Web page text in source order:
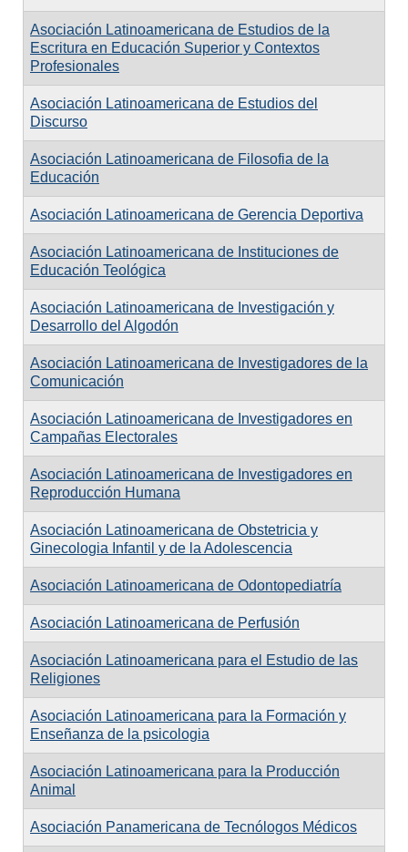
Asociación Latinoamericana de Estudios de la
Escritura en Educación Superior y Contextos
Profesionales
Asociación Latinoamericana de Estudios del
Discurso
Asociación Latinoamericana de Filosofia de la
Educación
Asociación Latinoamericana de Gerencia Deportiva
Asociación Latinoamericana de Instituciones de
Educación Teológica
Asociación Latinoamericana de Investigación y
Desarrollo del Algodón
Asociación Latinoamericana de Investigadores de la
Comunicación
Asociación Latinoamericana de Investigadores en
Campañas Electorales
Asociación Latinoamericana de Investigadores en
Reproducción Humana
Asociación Latinoamericana de Obstetricia y
Ginecologia Infantil y de la Adolescencia
Asociación Latinoamericana de Odontopediatría
Asociación Latinoamericana de Perfusión
Asociación Latinoamericana para el Estudio de las
Religiones
Asociación Latinoamericana para la Formación y
Enseñanza de la psicologia
Asociación Latinoamericana para la Producción
Animal
Asociación Panamericana de Tecnólogos Médicos